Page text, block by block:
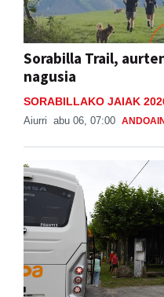
Sorabilla Trail,
nagusia
SORABILLAKO JAIAK
Aiurri abu 06, 07:00